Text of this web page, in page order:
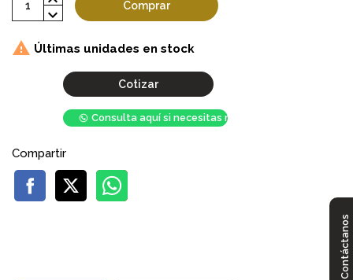
Comprar
 Últimas unidades en stock
Cotizar
Consulta aquí si necesitas mayor stock
Compartir
Contáctanos